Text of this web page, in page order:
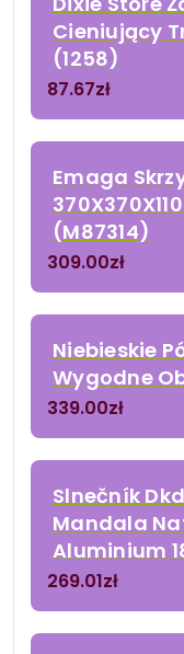
Cieniujący
(1258)
87.67zł
Emaga
(M87314)
309.00zł
Niebieskie
Wygodne
339.00zł
Slnečník
Mandala
Aluminium
269.01zł